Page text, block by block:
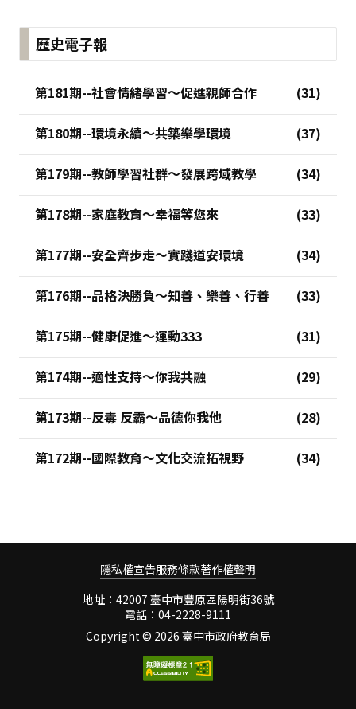
歷史電子報
第181期--社會情緒學習～促進親師合作
第180期--環境永續～共築樂學環境
第179期--教師學習社群～發展跨域教學
第178期--家庭教育～幸福等您來
第177期--安全齊步走～實踐道安環境
第176期--品格決勝負～知善、樂善、行善
第175期--健康促進～運動333
第174期--適性支持～你我共融
第173期--反毒 反霸～品德你我他
第172期--國際教育～文化交流拓視野
隱私權宣告服務條款著作權聲明
地址：42007 臺中市豐原區陽明街36號
電話：04-2228-9111
Copyright © 2026 臺中市政府教育局